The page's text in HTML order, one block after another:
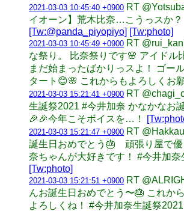
2021-03-03 10:45:40 +0900 RT
イオーン】荒木比奈…こうっスか？
[Tw:@panda_piyopiyo] [Tw:photo]
2021-03-03 10:45:49 +0900 RT
な祭り。 比奈祭りです🌸 アイドル
まだ始まったばかりっスよ！ ゴー
タート😊🌸 これからもよろしくお
2021-03-03 15:21:41 +0900 RT
生誕祭2021 #今井加奈 かなかなお
🎉🎉今年こそボイスを…！
2021-03-03 15:21:47 +0900 RT
誕生日おめでとう🎂 頑張り屋で優
奈ちゃんが大好きです！ #今井加奈
[Tw:photo]
2021-03-03 15:21:51 +0900 RT
んお誕生日おめでとう〜🎂 これか
よろしくね！ #今井加奈生誕祭